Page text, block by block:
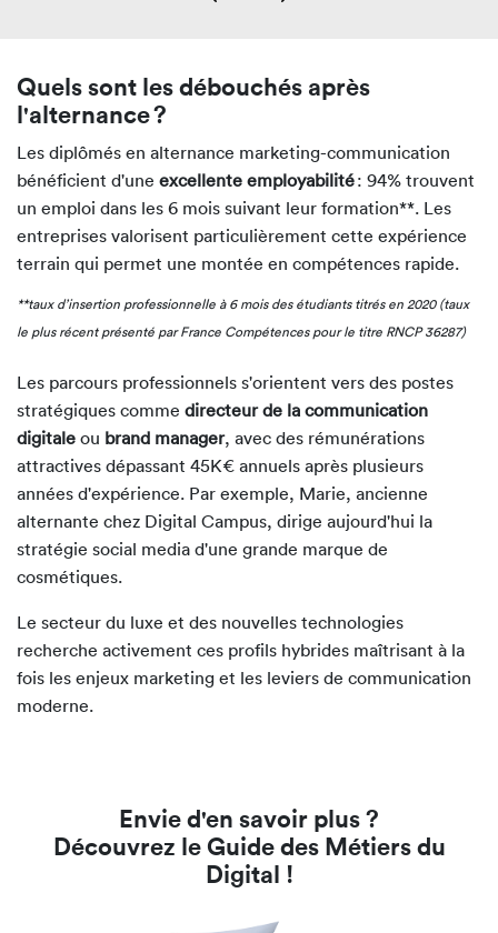
Quels sont les débouchés après
l'alternance ?
Les diplômés en alternance marketing-communication
bénéficient d'une excellente employabilité: 94% trouvent
un emploi dans les 6 mois suivant leur formation**. Les
entreprises valorisent particulièrement cette expérience
terrain qui permet une montée en compétences rapide.
**taux d’insertion professionnelle à 6 mois des étudiants titrés en 2020 (taux
le plus récent présenté par France Compétences pour le titre RNCP 36287)
Les parcours professionnels s'orientent vers des postes
stratégiques comme directeur de la communication
digitale ou brand manager, avec des rémunérations
attractives dépassant 45K€ annuels après plusieurs
années d'expérience. Par exemple, Marie, ancienne
alternante chez Digital Campus, dirige aujourd'hui la
stratégie social media d'une grande marque de
cosmétiques.
Le secteur du luxe et des nouvelles technologies
recherche activement ces profils hybrides maîtrisant à la
fois les enjeux marketing et les leviers de communication
moderne.
Envie d'en savoir plus ?
Découvrez le Guide des Métiers du
Digital !